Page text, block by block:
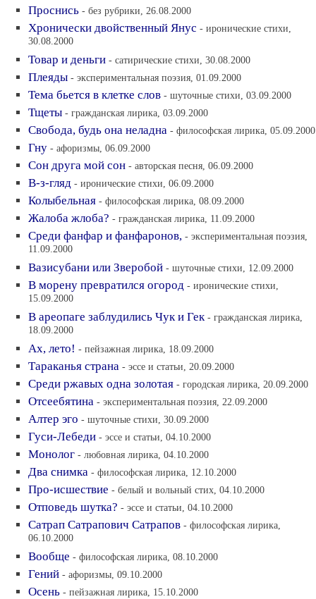
Проснись - без рубрики, 26.08.2000
Хронически двойственный Янус - иронические стихи,
30.08.2000
Товар и деньги - сатирические стихи, 30.08.2000
Плеяды - экспериментальная поэзия, 01.09.2000
Тема бьется в клетке слов - шуточные стихи, 03.09.2000
Тщеты - гражданская лирика, 03.09.2000
Свобода, будь она неладна - философская лирика, 05.09.2000
Гну - афоризмы, 06.09.2000
Сон друга мой сон - авторская песня, 06.09.2000
В-з-гляд - иронические стихи, 06.09.2000
Колыбельная - философская лирика, 08.09.2000
Жалоба жлоба? - гражданская лирика, 11.09.2000
Среди фанфар и фанфаронов, - экспериментальная поэзия,
11.09.2000
Вазисубани или Зверобой - шуточные стихи, 12.09.2000
В морену превратился огород - иронические стихи,
15.09.2000
В ареопаге заблудились Чук и Гек - гражданская лирика,
18.09.2000
Ах, лето! - пейзажная лирика, 18.09.2000
Тараканья страна - эссе и статьи, 20.09.2000
Среди ржавых одна золотая - городская лирика, 20.09.2000
Отсеебятина - экспериментальная поэзия, 22.09.2000
Алтер эго - шуточные стихи, 30.09.2000
Гуси-Лебеди - эссе и статьи, 04.10.2000
Монолог - любовная лирика, 04.10.2000
Два снимка - философская лирика, 12.10.2000
Про-исшествие - белый и вольный стих, 04.10.2000
Отповедь шутка? - эссе и статьи, 04.10.2000
Сатрап Сатрапович Сатрапов - философская лирика,
06.10.2000
Вообще - философская лирика, 08.10.2000
Гений - афоризмы, 09.10.2000
Осень - пейзажная лирика, 15.10.2000